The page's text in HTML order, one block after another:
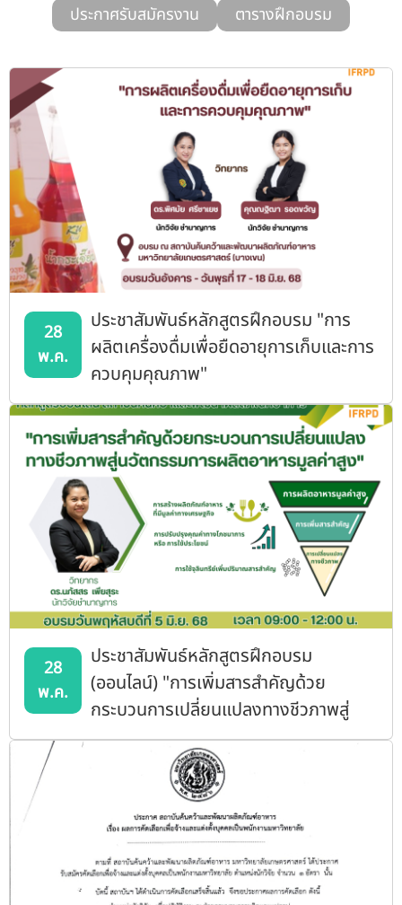
ระบบสารสนเทศ (ใน)
ติดต่อเรา
สายตรงผู้บริหาร
ประกาศรับสมัครงาน
ตารางฝึกอบรม
28
พ.ค.
ประชาสัมพันธ์หลักสูตรฝึกอบรม "การ
ผลิตเครื่องดื่มเพื่อยืดอายุการเก็บและการ
ควบคุมคุณภาพ"
28
พ.ค.
ประชาสัมพันธ์หลักสูตรฝึกอบรม
(ออนไลน์) "การเพิ่มสารสำคัญด้วย
กระบวนการเปลี่ยนแปลงทางชีวภาพสู่
นวัตกรรมการผลิตอาหารมูลค่าสูง"